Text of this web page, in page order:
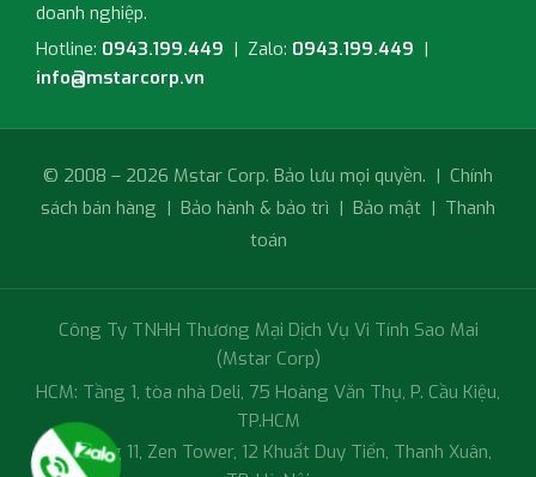
doanh nghiệp.
Hotline: 0943.199.449 | Zalo: 0943.199.449 |
info@mstarcorp.vn
© 2008 – 2026 Mstar Corp. Bảo lưu mọi quyền. | Chính
sách bán hàng | Bảo hành & bảo trì | Bảo mật | Thanh
toán
Công Ty TNHH Thương Mại Dịch Vụ Vi Tính Sao Mai
(Mstar Corp)
HCM: Tầng 1, tòa nhà Deli, 75 Hoàng Văn Thụ, P. Cầu Kiệu,
TP.HCM
HN: Tầng 11, Zen Tower, 12 Khuất Duy Tiến, Thanh Xuân,